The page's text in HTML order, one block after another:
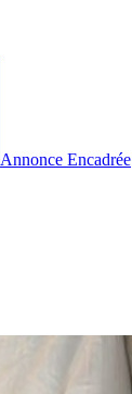
Annonce Encadrée